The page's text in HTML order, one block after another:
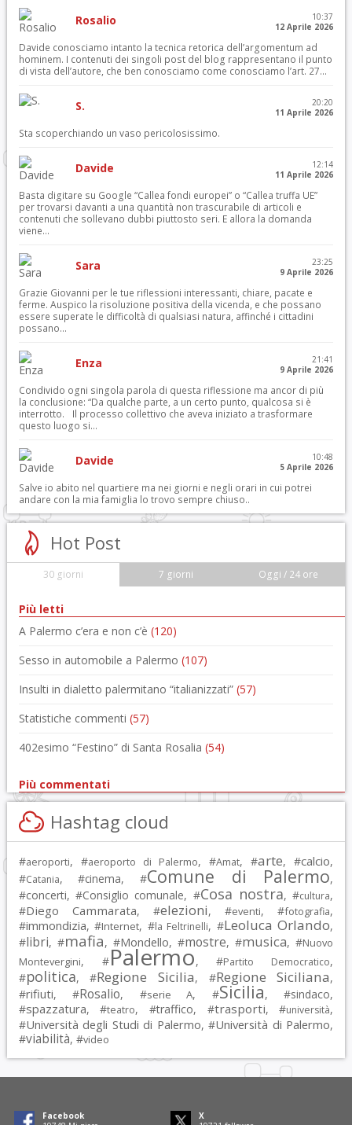
Rosalio
10:37
12 Aprile 2026
Davide conosciamo intanto la tecnica retorica dell’argomentum ad
hominem. I contenuti dei singoli post del blog rappresentano il punto
di vista dell’autore, che ben conosciamo come conosciamo l’art. 27...
S.
20:20
11 Aprile 2026
Sta scoperchiando un vaso pericolosissimo.
Davide
12:14
11 Aprile 2026
Basta digitare su Google “Callea fondi europei” o “Callea truffa UE”
per trovarsi davanti a una quantità non trascurabile di articoli e
contenuti che sollevano dubbi piuttosto seri. E allora la domanda
viene...
Sara
23:25
9 Aprile 2026
Grazie Giovanni per le tue riflessioni interessanti, chiare, pacate e
ferme. Auspico la risoluzione positiva della vicenda, e che possano
essere superate le difficoltà di qualsiasi natura, affinché i cittadini
possano...
Enza
21:41
9 Aprile 2026
Condivido ogni singola parola di questa riflessione ma ancor di più
la conclusione: “Da qualche parte, a un certo punto, qualcosa si è
interrotto. Il processo collettivo che aveva iniziato a trasformare
questo luogo si...
Davide
10:48
5 Aprile 2026
Salve io abito nel quartiere ma nei giorni e negli orari in cui potrei
andare con la mia famiglia lo trovo sempre chiuso..
Hot Post
30 giorni 7 giorni Oggi / 24 ore
Più letti
A Palermo c’era e non c’è (120)
Sesso in automobile a Palermo (107)
Insulti in dialetto palermitano “italianizzati” (57)
Statistiche commenti (57)
402esimo “Festino” di Santa Rosalia (54)
Più commentati
Hashtag cloud
#aeroporti, #aeroporto di Palermo, #Amat, #arte, #calcio,
#Catania, #cinema, #Comune di Palermo,
#concerti, #Consiglio comunale, #Cosa nostra, #cultura,
#Diego Cammarata, #elezioni, #eventi, #fotografia,
#immondizia, #Internet, #la Feltrinelli, #Leoluca Orlando,
#libri, #mafia, #Mondello, #mostre, #musica, #Nuovo
Montevergini, #Palermo, #Partito Democratico,
#politica, #Regione Sicilia, #Regione Siciliana,
#rifiuti, #Rosalio, #serie A, #Sicilia, #sindaco,
#spazzatura, #teatro, #traffico, #trasporti, #università,
#Università degli Studi di Palermo, #Università di Palermo,
#viabilità, #video
Facebook
X